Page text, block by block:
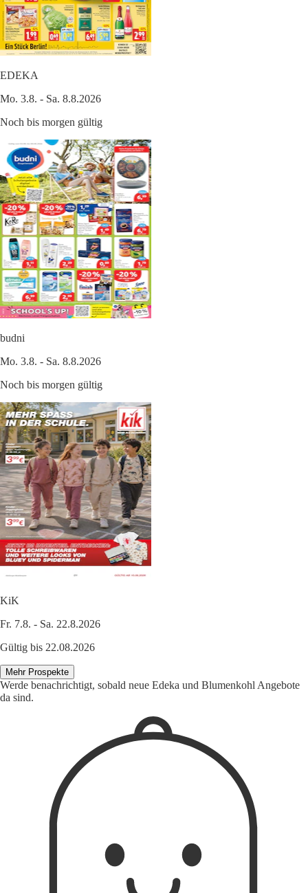
EDEKA
Mo. 3.8. - Sa. 8.8.2026
Noch bis morgen gültig
budni
Mo. 3.8. - Sa. 8.8.2026
Noch bis morgen gültig
KiK
Fr. 7.8. - Sa. 22.8.2026
Gültig bis 22.08.2026
Mehr Prospekte
Werde benachrichtigt, sobald neue Edeka und Blumenkohl Angebote
da sind.